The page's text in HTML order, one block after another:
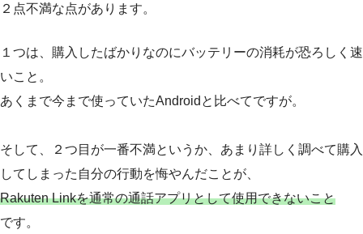
２点不満な点があります。
１つは、購入したばかりなのにバッテリーの消耗が恐ろしく速
いこと。
あくまで今まで使っていたAndroidと比べてですが。
そして、２つ目が一番不満というか、あまり詳しく調べて購入
してしまった自分の行動を悔やんだことが、
Rakuten Linkを通常の通話アプリとして使用できないこと
です。